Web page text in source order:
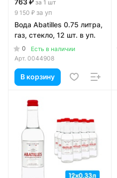
за 1 шт
9 150 ₽ за уп
Вода Abatilles 0.75 литра,
газ, стекло, 12 шт. в уп.
0
Есть в наличии
Арт. 0044908
В корзину